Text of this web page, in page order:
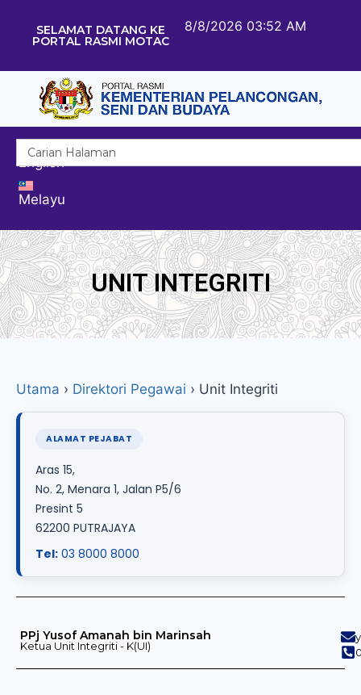
SELAMAT DATANG KE
PORTAL RASMI MOTAC
8/8/2026 03:52 AM
English
Melayu
UNIT INTEGRITI
Utama › Direktori Pegawai › Unit Integriti
ALAMAT PEJABAT
Aras 15,
No. 2, Menara 1, Jalan P5/6
Presint 5
62200 PUTRAJAYA
Tel: 03 8000 8000
PPj Yusof Amanah bin Marinsah
Ketua Unit Integriti - K(UI)